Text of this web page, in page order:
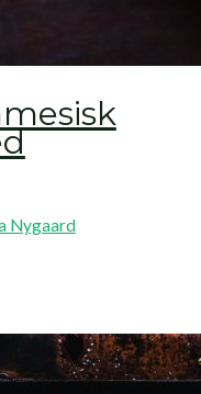
Nygaard